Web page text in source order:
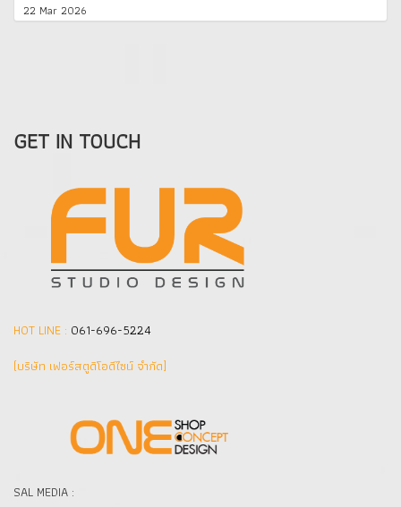
22 Mar 2026
GET IN TOUCH
HOT LINE : 061-696-5224
(บริษัท เฟอร์สตูดิโอดีไซน์ จำกัด]
SAL MEDIA :